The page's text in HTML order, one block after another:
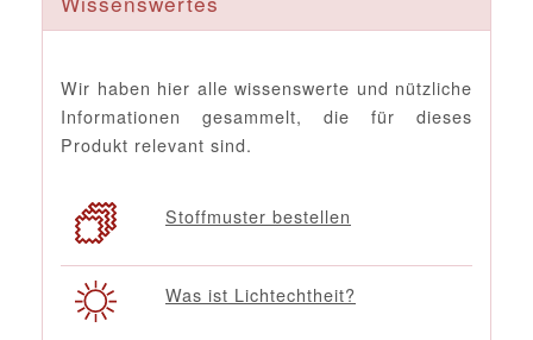
Wir haben hier alle wissenswerte und nützliche
Informationen gesammelt, die für dieses
Produkt relevant sind.
Stoffmuster bestellen
Was ist Lichtechtheit?